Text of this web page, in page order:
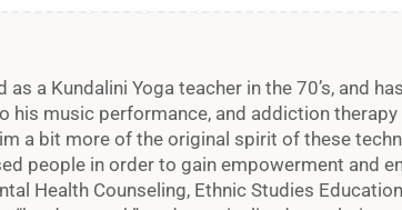
a Kundalini Yoga teacher in the 70’s, and
his music performance, and addiction
a bit more of the original spirit of these
people in order to gain empowerment and
Health Counseling, Ethnic Studies